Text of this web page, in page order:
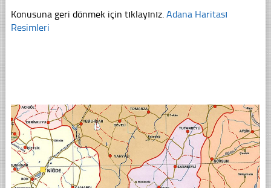
Konusuna geri dönmek için tıklayınız. Adana Haritası
Resimleri